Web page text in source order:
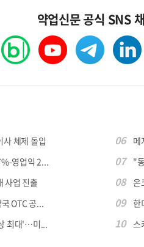
약업신문 공식 SNS
체제 돌입
영업익 2...
사업 진출
OTC 공...
최대'…미...
06 메
07 "
08 온
09 한
10 스